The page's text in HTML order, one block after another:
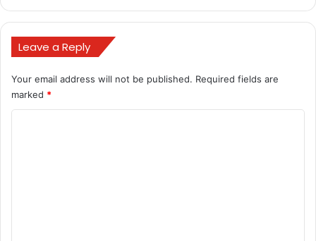
BULAND HINDUSTAN News
बुलंद छत्तीसगढ़
Leave a Reply
Your email address will not be published. Required fields are
marked *